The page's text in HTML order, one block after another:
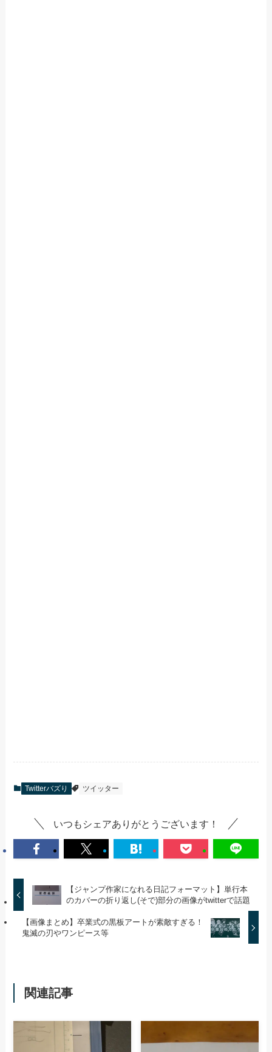
Twitterバズり ツイッター
いつもシェアありがとうございます！
【ジャンプ作家になれる日記フォーマット】単行本
のカバーの折り返し(そで)部分の画像がtwitterで話題
【画像まとめ】卒業式の黒板アートが素敵すぎる！
鬼滅の刃やワンピース等
関連記事